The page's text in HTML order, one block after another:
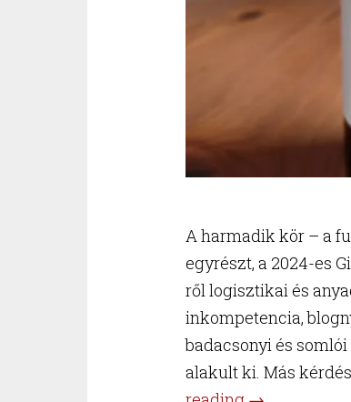
A harmadik kör – a
egyrészt, a 2024-es
ről logisztikai és
inkompetencia,
badacsonyi és
alakult ki. Más